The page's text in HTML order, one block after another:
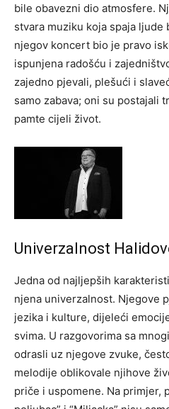
bile obavezni dio atmosfere.
stvara muziku koja spaja ljude
njegov koncert bio je pravo
ispunjena radošću i
zajedno pjevali, plešući i
samo zabava; oni su postajali
pamte cijeli život.
Univerzalnost
Jedna od najljepših
njena univerzalnost. Njegove
jezika i kulture, dijeleći
svima. U razgovorima sa
odrasli uz njegove zvuke,
melodije oblikovale njihove
priče i uspomene. Na primjer,